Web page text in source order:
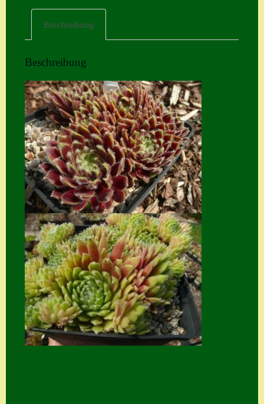
Kasse
Kontakt
Mein Konto
Naturformen
S. x nixonii
Semps die ich
suche
Semps von A – Z
Shop
Suche
Sue Thomas
Translator
Beschreibung
Beschreibung